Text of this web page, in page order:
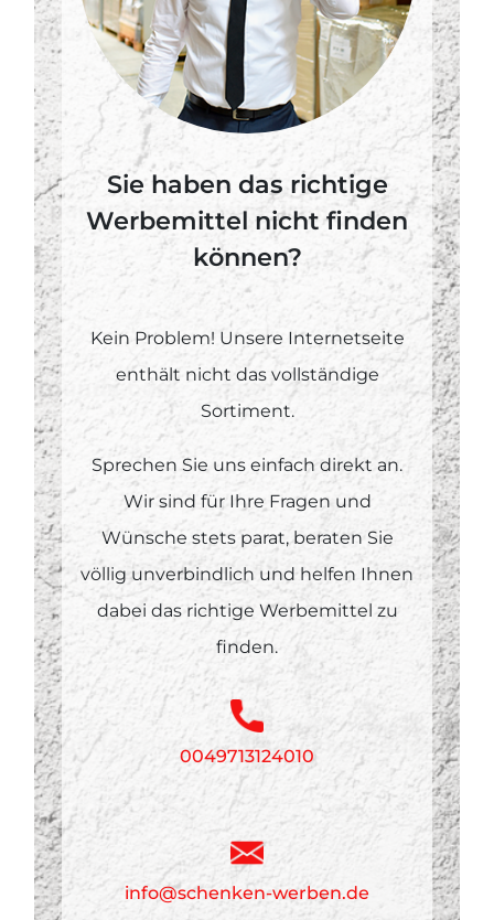
Sie haben das richtige
Werbemittel nicht finden
können?
Kein Problem! Unsere Internetseite
enthält nicht das vollständige
Sortiment.
Sprechen Sie uns einfach direkt an.
Wir sind für Ihre Fragen und
Wünsche stets parat, beraten Sie
völlig unverbindlich und helfen Ihnen
dabei das richtige Werbemittel zu
finden.
0049713124010
info@schenken-werben.de